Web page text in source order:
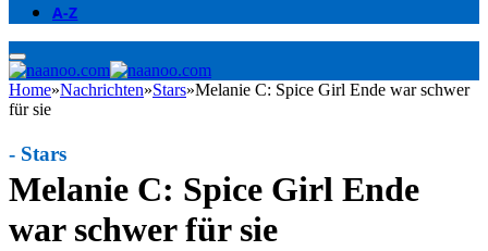
A-Z
Home»Nachrichten»Stars»Melanie C: Spice Girl Ende war schwer
für sie
Melanie C: Spice Girl Ende
war schwer für sie
- Stars